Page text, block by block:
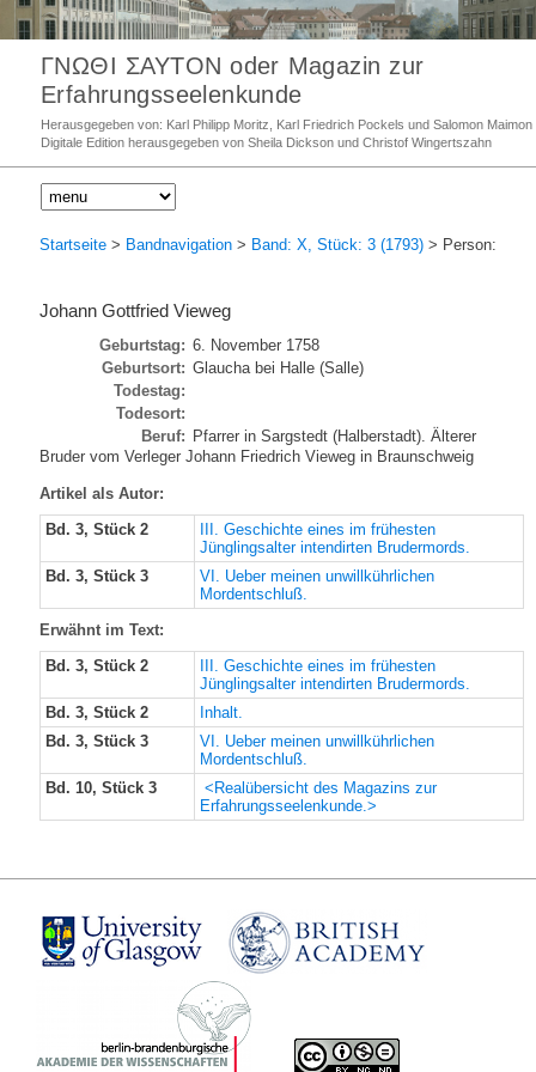
ΓΝΩΘΙ ΣΑΥΤΟΝ oder Magazin zur
Erfahrungsseelenkunde
Herausgegeben von: Karl Philipp Moritz, Karl Friedrich Pockels und Salomon Maimon
Digitale Edition herausgegeben von Sheila Dickson und Christof Wingertszahn
Startseite > Bandnavigation > Band: X, Stück: 3 (1793) > Person:
Johann Gottfried Vieweg
Geburtstag: 6. November 1758
Geburtsort: Glaucha bei Halle (Salle)
Todestag:
Todesort:
Beruf: Pfarrer in Sargstedt (Halberstadt). Älterer
Bruder vom Verleger Johann Friedrich Vieweg in Braunschweig
Artikel als Autor:
Bd. 3, Stück 2
III. Geschichte eines im frühesten
Jünglingsalter intendirten Brudermords.
Bd. 3, Stück 3
VI. Ueber meinen unwillkührlichen
Mordentschluß.
Erwähnt im Text:
Bd. 3, Stück 2
III. Geschichte eines im frühesten
Jünglingsalter intendirten Brudermords.
Bd. 3, Stück 2
Inhalt.
Bd. 3, Stück 3
VI. Ueber meinen unwillkührlichen
Mordentschluß.
Bd. 10, Stück 3
<Realübersicht des Magazins zur
Erfahrungsseelenkunde.>